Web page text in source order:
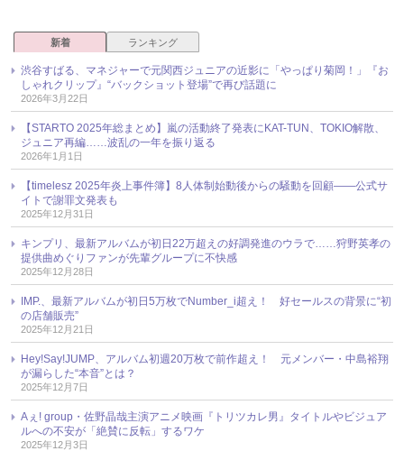
新着 ランキング
渋谷すばる、マネジャーで元関西ジュニアの近影に「やっぱり菊岡！」『お
しゃれクリップ』“バックショット登場”で再び話題に
2026年3月22日
【STARTO 2025年総まとめ】嵐の活動終了発表にKAT-TUN、TOKIO解散、
ジュニア再編……波乱の一年を振り返る
2026年1月1日
【timelesz 2025年炎上事件簿】8人体制始動後からの騒動を回顧――公式サ
イトで謝罪文発表も
2025年12月31日
キンプリ、最新アルバムが初日22万超えの好調発進のウラで……狩野英孝の
提供曲めぐりファンが先輩グループに不快感
2025年12月28日
IMP.、最新アルバムが初日5万枚でNumber_i超え！ 好セールスの背景に“初
の店舗販売”
2025年12月21日
Hey!Say!JUMP、アルバム初週20万枚で前作超え！ 元メンバー・中島裕翔
が漏らした“本音”とは？
2025年12月7日
Aぇ! group・佐野晶哉主演アニメ映画『トリツカレ男』タイトルやビジュア
ルへの不安が「絶賛に反転」するワケ
2025年12月3日